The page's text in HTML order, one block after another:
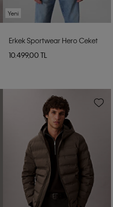
Yeni
Erkek Sportwear Hero Ceket
10.499,00 TL